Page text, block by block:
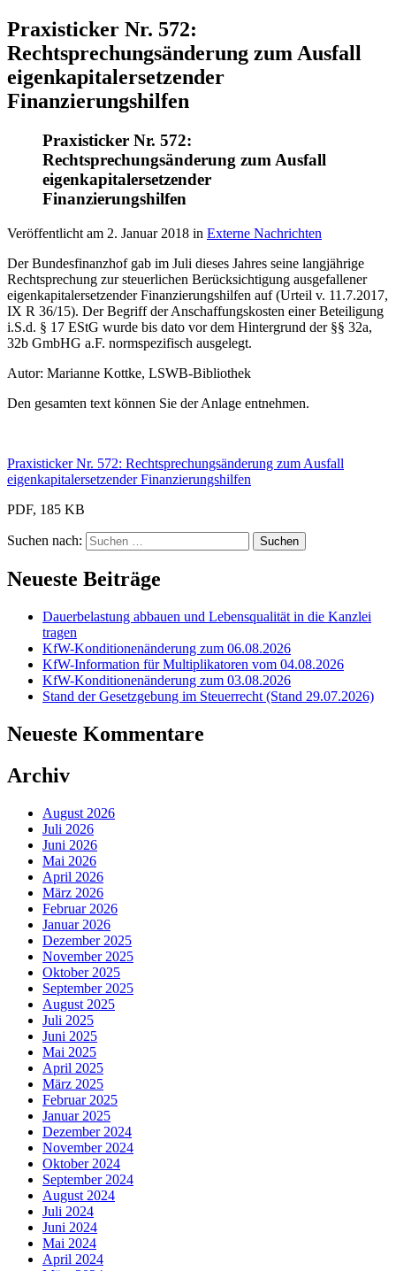
Praxisticker Nr. 572:
Rechtsprechungsänderung zum Ausfall
eigenkapitalersetzender
Finanzierungshilfen
Praxisticker Nr. 572:
Rechtsprechungsänderung zum Ausfall
eigenkapitalersetzender
Finanzierungshilfen
Veröffentlicht am 2. Januar 2018 in Externe Nachrichten
Der Bundesfinanzhof gab im Juli dieses Jahres seine langjährige
Rechtsprechung zur steuerlichen Berücksichtigung ausgefallener
eigenkapitalersetzender Finanzierungshilfen auf (Urteil v. 11.7.2017,
IX R 36/15). Der Begriff der Anschaffungskosten einer Beteiligung
i.S.d. § 17 EStG wurde bis dato vor dem Hintergrund der §§ 32a,
32b GmbHG a.F. normspezifisch ausgelegt.
Autor: Marianne Kottke, LSWB-Bibliothek
Den gesamten text können Sie der Anlage entnehmen.
Praxisticker Nr. 572: Rechtsprechungsänderung zum Ausfall
eigenkapitalersetzender Finanzierungshilfen
PDF, 185 KB
Suchen nach:
Neueste Beiträge
Dauerbelastung abbauen und Lebensqualität in die Kanzlei
tragen
KfW-Konditionenänderung zum 06.08.2026
KfW-Information für Multiplikatoren vom 04.08.2026
KfW-Konditionenänderung zum 03.08.2026
Stand der Gesetzgebung im Steuerrecht (Stand 29.07.2026)
Neueste Kommentare
Archiv
August 2026
Juli 2026
Juni 2026
Mai 2026
April 2026
März 2026
Februar 2026
Januar 2026
Dezember 2025
November 2025
Oktober 2025
September 2025
August 2025
Juli 2025
Juni 2025
Mai 2025
April 2025
März 2025
Februar 2025
Januar 2025
Dezember 2024
November 2024
Oktober 2024
September 2024
August 2024
Juli 2024
Juni 2024
Mai 2024
April 2024